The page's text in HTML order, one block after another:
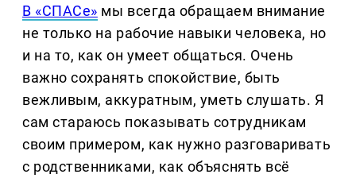
В «СПАСе» мы всегда обращаем внимание
не только на рабочие навыки человека, но
и на то, как он умеет общаться. Очень
важно сохранять спокойствие, быть
вежливым, аккуратным, уметь слушать. Я
сам стараюсь показывать сотрудникам
своим примером, как нужно разговаривать
с родственниками, как объяснять всё